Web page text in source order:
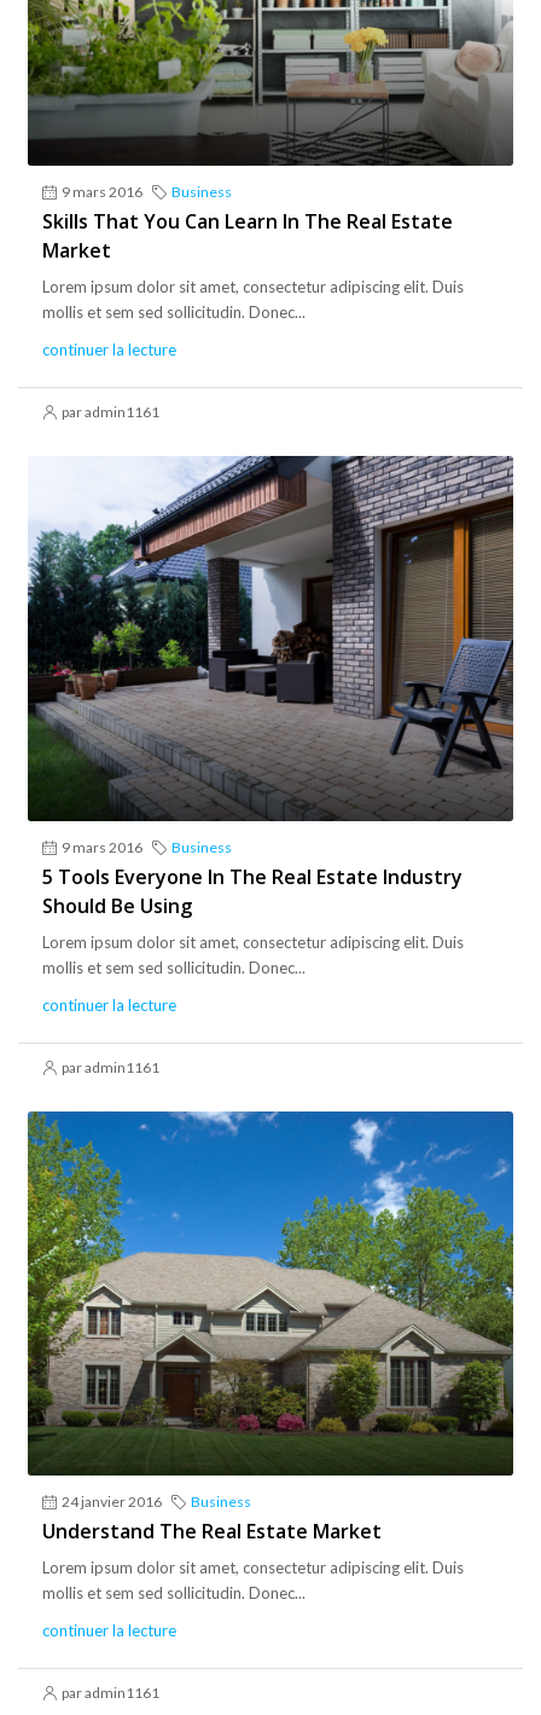
9 mars 2016 Business
Skills That You Can Learn In The Real Estate
Market
Lorem ipsum dolor sit amet, consectetur adipiscing elit. Duis
mollis et sem sed sollicitudin. Donec...
continuer la lecture
par admin1161
9 mars 2016 Business
5 Tools Everyone In The Real Estate Industry
Should Be Using
Lorem ipsum dolor sit amet, consectetur adipiscing elit. Duis
mollis et sem sed sollicitudin. Donec...
continuer la lecture
par admin1161
24 janvier 2016 Business
Understand The Real Estate Market
Lorem ipsum dolor sit amet, consectetur adipiscing elit. Duis
mollis et sem sed sollicitudin. Donec...
continuer la lecture
par admin1161